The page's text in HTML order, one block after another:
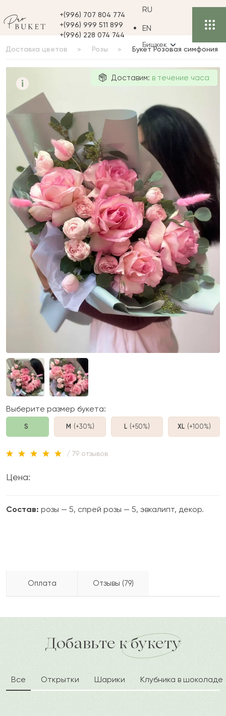
+(996) 707 804 774
+(996) 999 511 899
+(996) 228 074 744
RU
EN
Бишкек
Доставка цветов Розы Букет Розовая симфония
i
Розовая
Доставим: в течение часа
Выберите размер букета:
S M (+30%) L (+50%) XL (+100%)
/ 79 отзывов
Цена:
Состав: розы — 5, спрей розы — 5, эвкалипт, декор.
Оплата Отзывы (79)
доставка по городу в течение часа
Д 2023-08-04
Диодора
2023-07-28
В 2023-07-21
Видана
Добавьте к букету
Все Открытки Шарики Клубника в шоколаде